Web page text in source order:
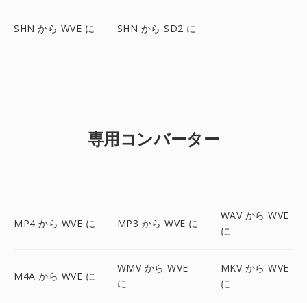
SHN から WVE に SHN から SD2 に
専用コンバーター
MP4 から WVE に MP3 から WVE に
WAV から WVE
に
M4A から WVE に
WMV から WVE
に
MKV から WVE
に